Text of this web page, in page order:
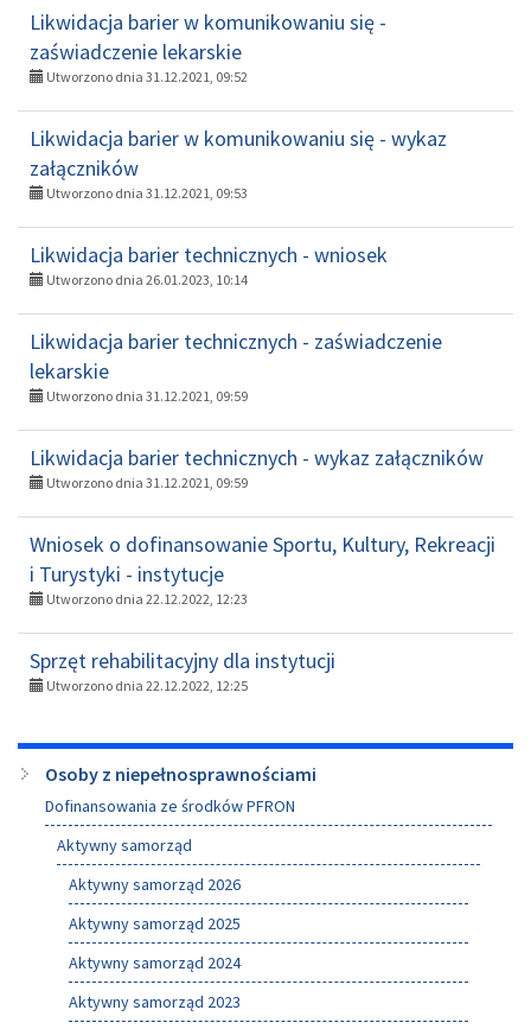
Likwidacja barier w komunikowaniu się -
zaświadczenie lekarskie
Utworzono dnia 31.12.2021, 09:52
Likwidacja barier w komunikowaniu się - wykaz
załączników
Utworzono dnia 31.12.2021, 09:53
Likwidacja barier technicznych - wniosek
Utworzono dnia 26.01.2023, 10:14
Likwidacja barier technicznych - zaświadczenie
lekarskie
Utworzono dnia 31.12.2021, 09:59
Likwidacja barier technicznych - wykaz załączników
Utworzono dnia 31.12.2021, 09:59
Wniosek o dofinansowanie Sportu, Kultury, Rekreacji
i Turystyki - instytucje
Utworzono dnia 22.12.2022, 12:23
Sprzęt rehabilitacyjny dla instytucji
Utworzono dnia 22.12.2022, 12:25
Menu
boczne
Osoby z niepełnosprawnościami
Dofinansowania ze środków PFRON
Aktywny samorząd
Aktywny samorząd 2026
Aktywny samorząd 2025
Aktywny samorząd 2024
Aktywny samorząd 2023